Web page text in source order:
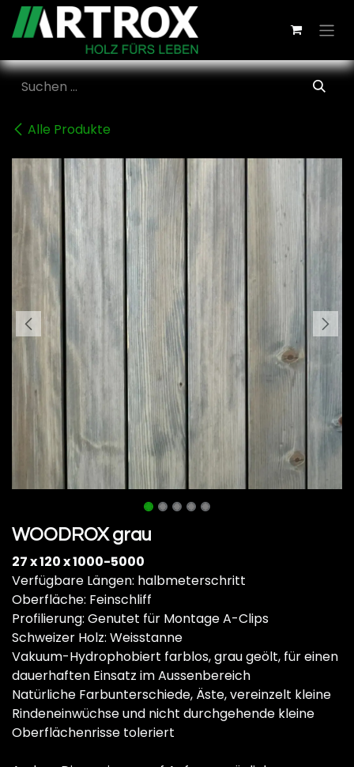
Zum Inhalt springen
Alle Produkte
WOODROX grau
27 x 120 x 1000-5000
Verfügbare Längen: halbmeterschritt
Oberfläche: Feinschliff
Profilierung: Genutet für Montage A-Clips
Schweizer Holz: Weisstanne
Vakuum-Hydrophobiert farblos, grau geölt, für einen
dauerhaften Einsatz im Aussenbereich
Natürliche Farbunterschiede, Äste, vereinzelt kleine
Rindeneinwüchse und nicht durchgehende kleine
Oberflächenrisse toleriert